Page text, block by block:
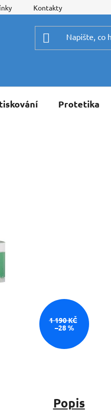
Kontakty
Protetika
1 190 KČ
–28 %
Popis